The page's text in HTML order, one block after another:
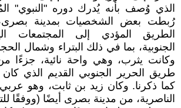
الذي وُصف بأنه يُدرك دوره "النبوي"
رُبطت بعض الشخصيات بمدينة
الطريق المؤدي إلى المجتمعات
الجنوبية، بما في ذلك البتراء وشمال
وكانت يثرب، وهي واحة نائية، جزءًا
طريق الحرير الجنوبي القديم الذي كان
كما ذكرنا. وكان زيد بن ثابت، وهو عربي
الناصرية، من مدينة بصرى أيضًا (ووفقًا